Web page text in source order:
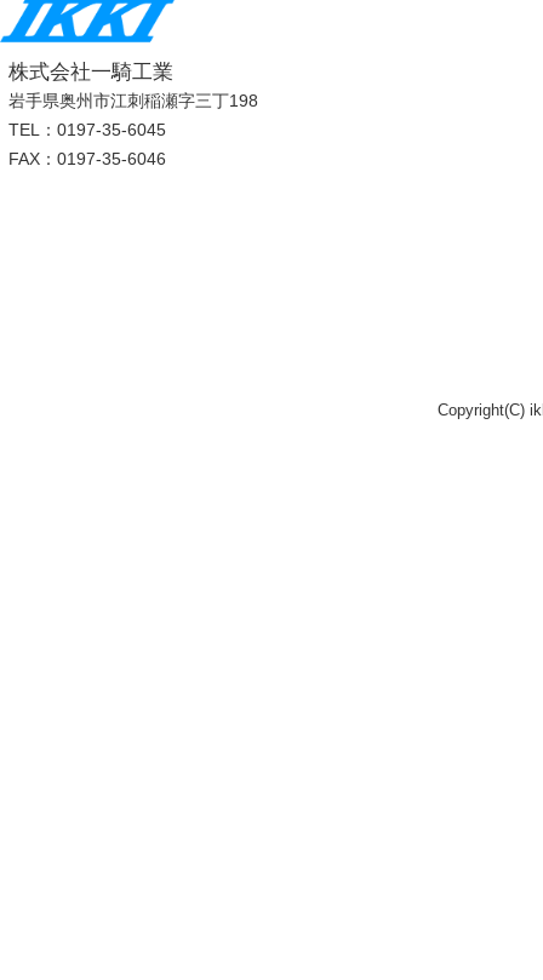
株式会社一騎工業
岩手県奥州市江刺稲瀬字三丁198
TEL：0197-35-6045
FAX：0197-35-6046
Copyright(C)